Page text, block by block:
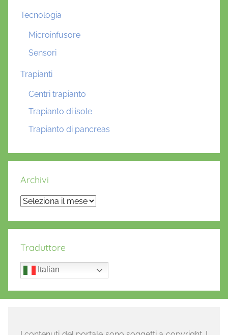
Tecnologia
Microinfusore
Sensori
Trapianti
Centri trapianto
Trapianto di isole
Trapianto di pancreas
Archivi
Archivi
Traduttore
Italian